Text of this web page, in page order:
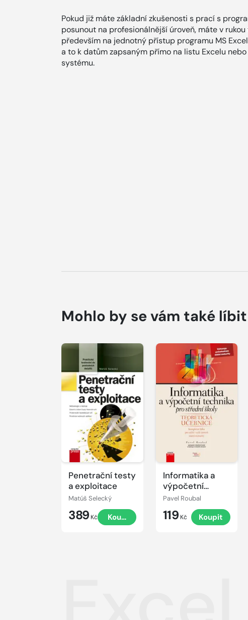
Pokud již máte základní zkušenosti s prací s
posunout na profesionálnější úroveň, máte v
především na jednotný přístup programu MS
a to k datům zapsaným přímo na listu Excelu
systému.
Mohlo by se vám také líbit
Penetrační testy
a exploitace
Matúš Selecký
389 Kč Koupit
Informatika a
výpočetní
technika pro
střední školy:
Teoretická
učebnice
Pavel Roubal
119 Kč Koupit